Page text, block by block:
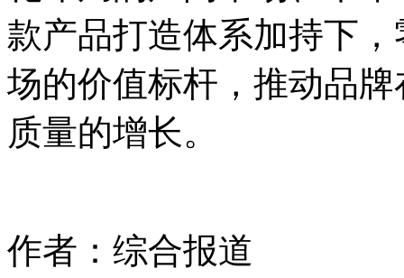
款产品打造体系加持下
场的价值标杆，推动品
质量的增长。
作者：综合报道